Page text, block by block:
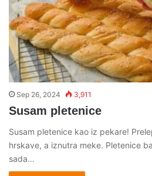
Sep 26, 2024 3,911
Susam pletenice
Susam pletenice kao iz pekare!
hrskave, a iznutra meke. Pletenice
sada…